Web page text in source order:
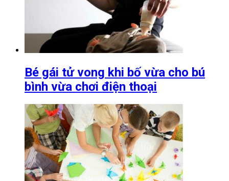
Bé gái tử vong khi bố vừa cho bú
bình vừa chơi điện thoại